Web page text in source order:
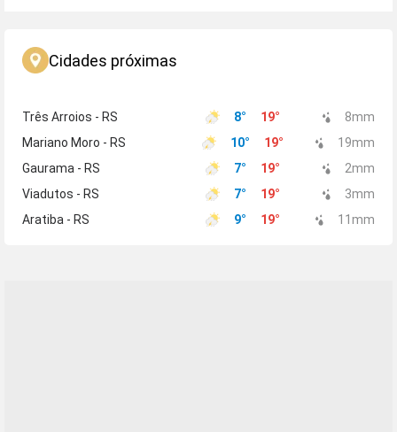
Cidades próximas
Três Arroios - RS 8° 19° 8mm
Mariano Moro - RS
10° 19° 19mm
Gaurama - RS
7° 19° 2mm
Viadutos - RS
7° 19° 3mm
Aratiba - RS
9° 19° 11 mm